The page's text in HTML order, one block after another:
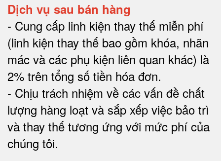
Dịch vụ sau bán hàng
- Cung cấp linh kiện thay thế miễn phí
(linh kiện thay thế bao gồm khóa, nhãn
mác và các phụ kiện liên quan khác) là
2% trên tổng số tiền hóa đơn.
- Chịu trách nhiệm về các vấn đề chất
lượng hàng loạt và sắp xếp việc bảo trì
và thay thế tương ứng với mức phí của
chúng tôi.